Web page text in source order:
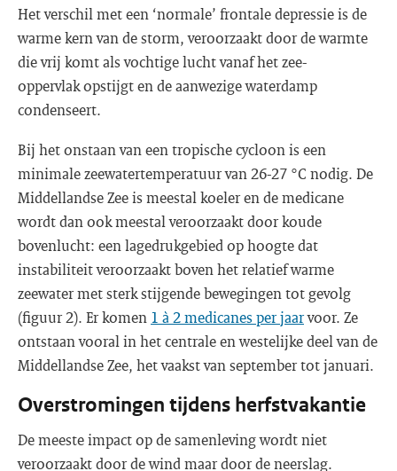
Het verschil met een ‘normale’ frontale depressie is de
warme kern van de storm, veroorzaakt door de warmte
die vrij komt als vochtige lucht vanaf het zee-
oppervlak opstijgt en de aanwezige waterdamp
condenseert.
Bij het onstaan van een tropische cycloon is een
minimale zeewatertemperatuur van 26-27 °C nodig. De
Middellandse Zee is meestal koeler en de medicane
wordt dan ook meestal veroorzaakt door koude
bovenlucht: een lagedrukgebied op hoogte dat
instabiliteit veroorzaakt boven het relatief warme
zeewater met sterk stijgende bewegingen tot gevolg
(figuur 2). Er komen 1 à 2 medicanes per jaarvoor. Ze
ontstaan vooral in het centrale en westelijke deel van de
Middellandse Zee, het vaakst van september tot januari.
Overstromingen tijdens herfstvakantie
De meeste impact op de samenleving wordt niet
veroorzaakt door de wind maar door de neerslag.